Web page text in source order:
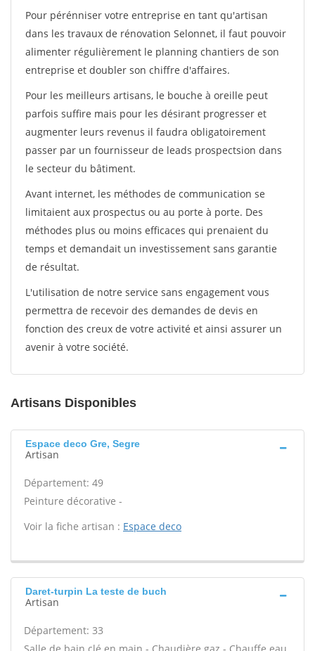
Pour pérénniser votre entreprise en tant qu'artisan
dans les travaux de rénovation Selonnet, il faut pouvoir
alimenter régulièrement le planning chantiers de son
entreprise et doubler son chiffre d'affaires.
Pour les meilleurs artisans, le bouche à oreille peut
parfois suffire mais pour les désirant progresser et
augmenter leurs revenus il faudra obligatoirement
passer par un fournisseur de leads prospectsion dans
le secteur du bâtiment.
Avant internet, les méthodes de communication se
limitaient aux prospectus ou au porte à porte. Des
méthodes plus ou moins efficaces qui prenaient du
temps et demandait un investissement sans garantie
de résultat.
L'utilisation de notre service sans engagement vous
permettra de recevoir des demandes de devis en
fonction des creux de votre activité et ainsi assurer un
avenir à votre société.
Artisans Disponibles
Espace deco Gre, Segre
Artisan
Département: 49
Peinture décorative -
Voir la fiche artisan : Espace deco
Daret-turpin La teste de buch
Artisan
Département: 33